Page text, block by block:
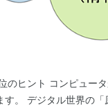
のヒント コンピュー
す。 デジタル世界の